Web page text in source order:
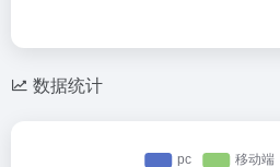
数据统计